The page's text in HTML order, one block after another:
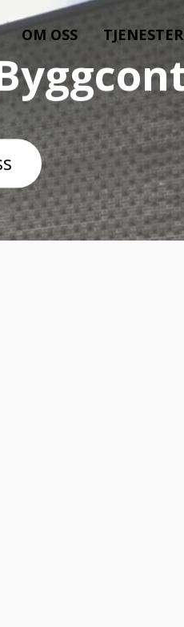
OM OSS TJENESTER